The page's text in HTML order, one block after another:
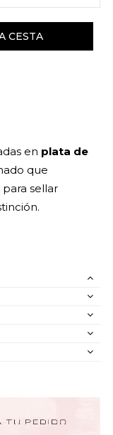
CESTA
en plata de
que
sellar